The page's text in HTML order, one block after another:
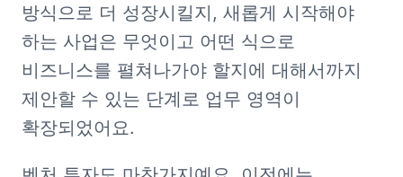
방식으로 더 성장시킬지, 새롭게 시작해야
하는 사업은 무엇이고 어떤 식으로
비즈니스를 펼쳐나가야 할지에 대해서까지
제안할 수 있는 단계로 업무 영역이
확장되었어요.